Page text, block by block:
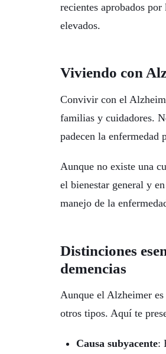
recientes aprobados
elevados.
Viviendo con
Convivir con el
familias y cuidadores.
padecen la enfermedad
Aunque no existe una
el bienestar general y
manejo de la
Distinciones
demencias
Aunque el Alzheimer
otros tipos. Aquí te
Causa subyacente: